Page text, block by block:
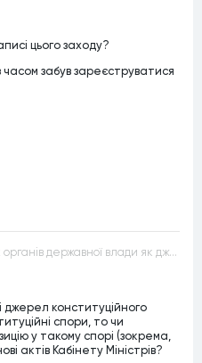
цього заходу?
забув зареєструватися
Акти Кабінету Міністрів та інших органів державної влади як джерела конституційного права
конституційного
спори, то чи
у такому спорі (зокрема,
актів Кабінету Міністрів?